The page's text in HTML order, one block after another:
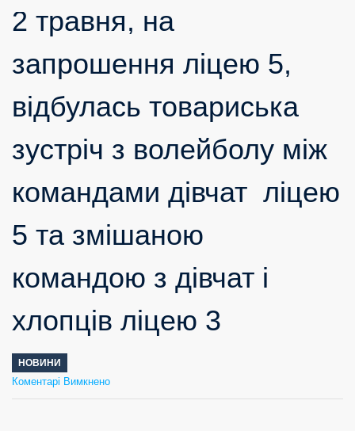
2 травня, на
запрошення ліцею 5,
відбулась товариська
зустріч з волейболу між
командами дівчат ліцею
5 та змішаною
командою з дівчат і
хлопців ліцею 3
НОВИНИ
Коментарі Вимкненодо
2травня,
ліцею
5,
відбулась